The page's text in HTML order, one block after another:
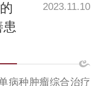
2023.11.10
病种肿瘤综合治疗